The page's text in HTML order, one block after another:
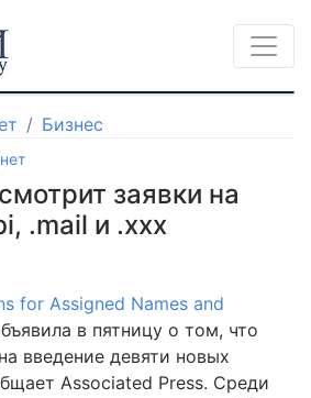
Бизнес
заявки на
.mail и .xxx
for Assigned Names and
в пятницу о том, что
введение девяти новых
Associated Press. Среди